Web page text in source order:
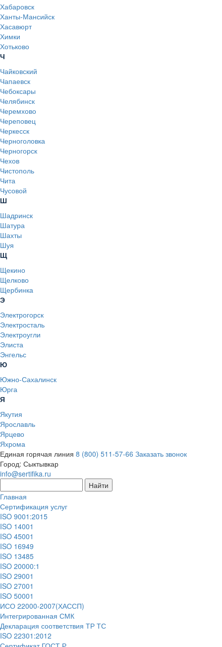
Хабаровск
Ханты-Мансийск
Хасавюрт
Химки
Хотьково
Ч
Чайковский
Чапаевск
Чебоксары
Челябинск
Черемхово
Череповец
Черкесск
Черноголовка
Черногорск
Чехов
Чистополь
Чита
Чусовой
Ш
Шадринск
Шатура
Шахты
Шуя
Щ
Щекино
Щелково
Щербинка
Э
Электрогорск
Электросталь
Электроугли
Элиста
Энгельс
Ю
Южно-Сахалинск
Юрга
Я
Якутия
Ярославль
Ярцево
Яхрома
Единая горячая линия 8 (800) 511-57-66 Заказать звонок
Город: Сыктывкар
info@sertifika.ru
Главная
Сертификация услуг
ISO 9001:2015
ISO 14001
ISO 45001
ISO 16949
ISO 13485
ISO 20000:1
ISO 29001
ISO 27001
ISO 50001
ИСО 22000-2007(ХАССП)
Интегрированная СМК
Декларация соответствия ТР ТС
ISO 22301:2012